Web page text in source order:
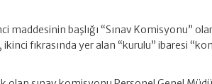
maddesinin başlığı “Sınav Komisyonu”
ikinci fıkrasında yer alan “kurulu” ibaresi